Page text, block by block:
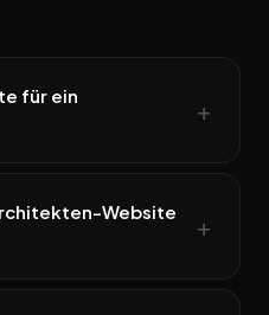
für ein
Website